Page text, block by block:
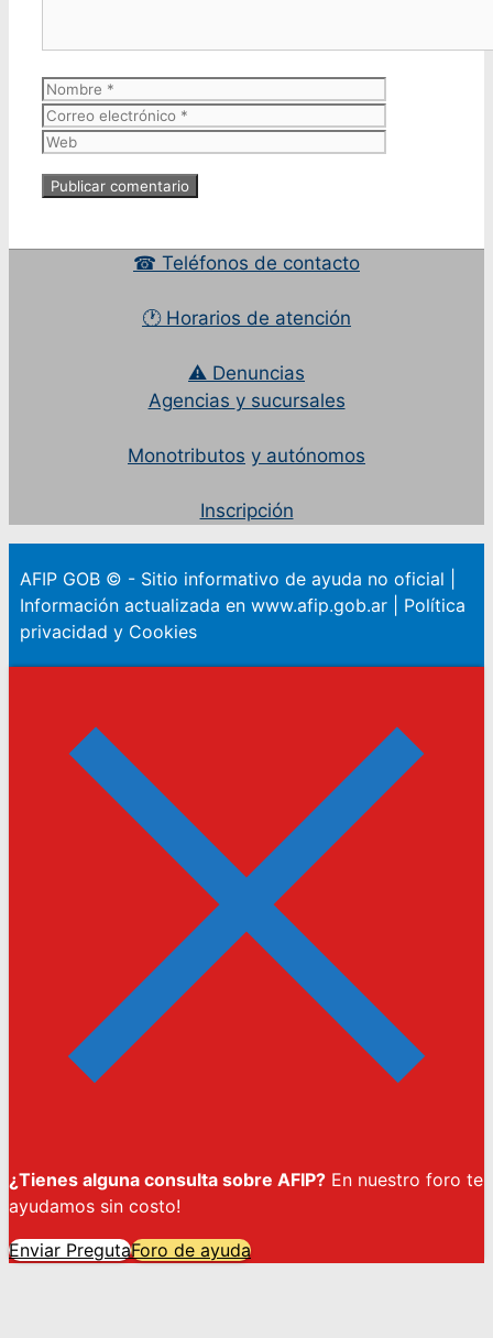
Nombre
☎ Teléfonos de contacto
🕐 Horarios de atención
⚠ Denuncias
Agencias y sucursales
Monotributos y autónomos
Inscripción
AFIP GOB © - Sitio informativo de ayuda no oficial |
Información actualizada en www.afip.gob.ar | Política
privacidad y Cookies
¿Tienes alguna consulta sobre AFIP? En nuestro foro te
ayudamos sin costo!
Enviar PregutaForo de ayuda